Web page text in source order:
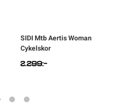
SIDI Mtb Aertis Woman
Cykelskor
2.299:-